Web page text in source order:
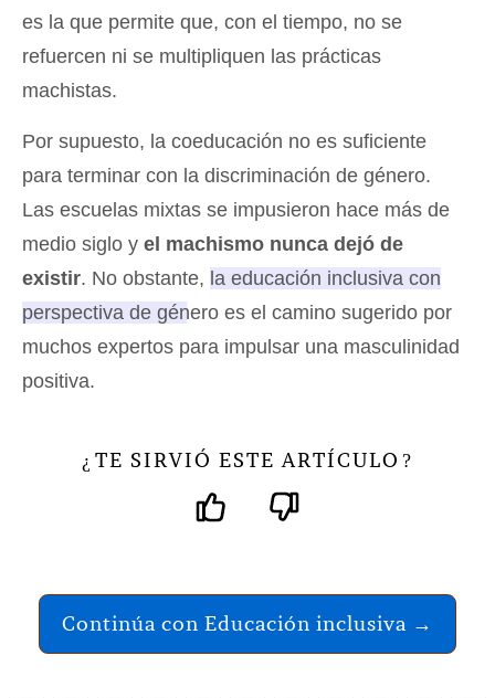
es la que permite que, con el tiempo, no se
refuercen ni se multipliquen las prácticas
machistas.
Por supuesto, la coeducación no es suficiente
para terminar con la discriminación de género.
Las escuelas mixtas se impusieron hace más de
medio siglo y el machismo nunca dejó de
existir. No obstante, la educación inclusiva con
perspectiva de género es el camino sugerido por
muchos expertos para impulsar una masculinidad
positiva.
¿ TE SIRVIÓ ESTE ARTÍCULO ?
Continúa con Educación inclusiva →